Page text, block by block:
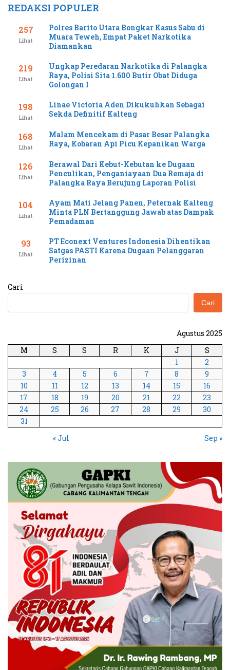
REDAKSI POPULER
257
Lihat
Polres Barito Utara Bongkar Kasus Sabu di
Muara Teweh, Empat Paket Narkotika
Diamankan
219
Lihat
Ungkap Peredaran Narkotika di Palangka
Raya, Polisi Sita 1.600 Butir Obat Diduga
Golongan I
198
Lihat
Linae Victoria Aden Dikukuhkan Sebagai
Sekda Definitif Kalteng
168
Lihat
Malam Mencekam di Pasar Besar Palangka
Raya, Kobaran Api Picu Kepanikan Warga
126
Lihat
Berawal Dari Kebut-Kebutan ke Dugaan
Penculikan, Penganiayaan Dua Remaja di
Palangka Raya Berujung Laporan Polisi
104
Lihat
Ayam Mati Jelang Panen, Peternak Kalteng
Minta PLN Bertanggung Jawab atas Dampak
Pemadaman
93
Lihat
PT Econext Ventures Indonesia Dihentikan
Satgas PASTI Karena Dugaan Pelanggaran
Perizinan
Cari
Cari
Agustus 2025
M
S S R K J
S
1
2
3
4 5 6 7 8
9
10
11 12 13 14 15
16
17
18 19 20 21 22
23
24
25 26 27 28 29
30
31
« Jul
Sep »